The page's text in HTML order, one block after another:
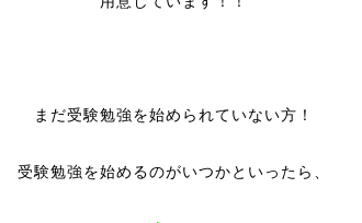
まだ受験勉強を始められていない方！
受験勉強を始めるのがいつかといったら、